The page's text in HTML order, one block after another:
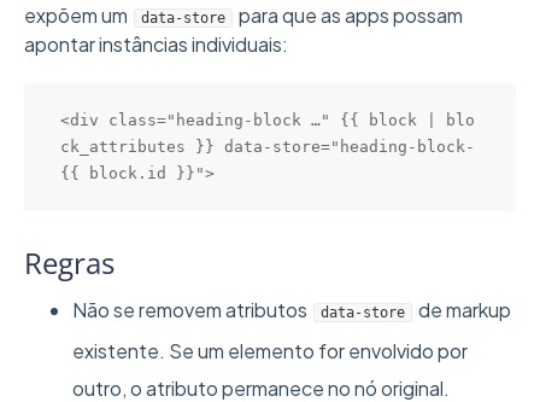
expõem um
data-store
para que as apps possam
apontar instâncias individuais:
<div class="heading-block …" {{ block | blo
ck_attributes }} data-store="heading-block-
Regras
Não se removem atributos data-store
de markup
existente. Se um elemento for envolvido por
outro, o atributo permanece no nó original.